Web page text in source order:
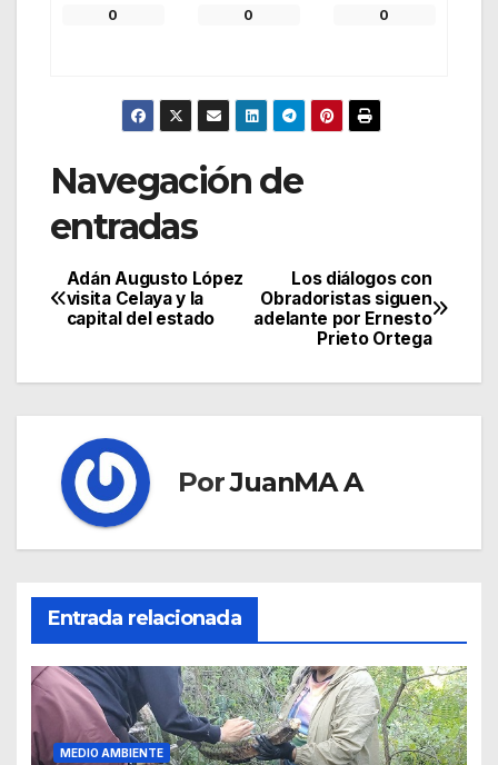
0 0 0
Navegación de
entradas
Los diálogos con
Obradoristas siguen
adelante por Ernesto
Prieto Ortega
Adán Augusto López
visita Celaya y la
capital del estado
PorJuanMA A
Entrada relacionada
MEDIO AMBIENTE